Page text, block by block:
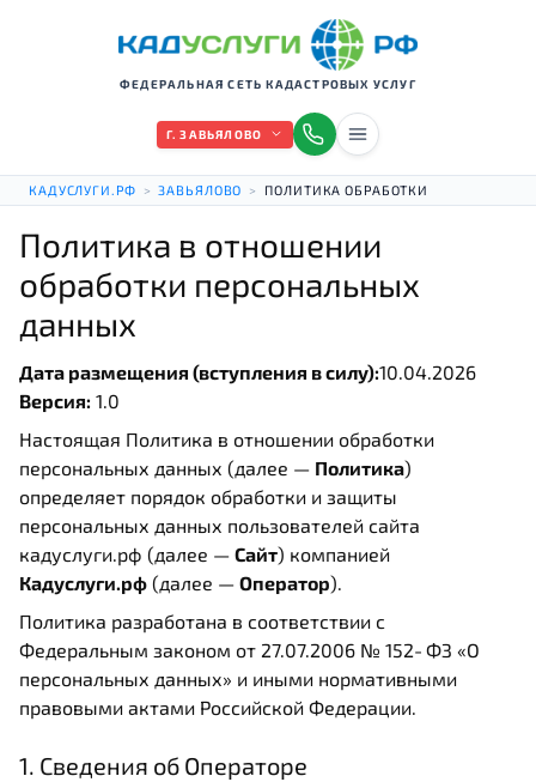
ФЕДЕРАЛЬНАЯ СЕТЬ КАДАСТРОВЫХ УСЛУГ
Г. ЗАВЬЯЛОВО
КАДУСЛУГИ.РФ > ЗАВЬЯЛОВО > ПОЛИТИКА ОБРАБОТКИ
Политика в отношении
обработки персональных
данных
Дата размещения (вступления в силу):10.04.2026
Версия: 1.0
Настоящая Политика в отношении обработки
персональных данных (далее — Политика)
определяет порядок обработки и защиты
персональных данных пользователей сайта
кадуслуги.рф (далее — Сайт) компанией
Кадуслуги.рф (далее — Оператор).
Политика разработана в соответствии с
Федеральным законом от 27.07.2006 № 152‑ФЗ «О
персональных данных» и иными нормативными
правовыми актами Российской Федерации.
1. Сведения об Операторе